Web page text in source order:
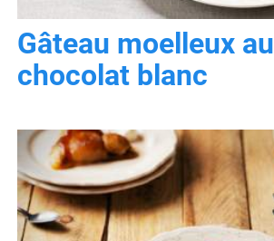
Gâteau moelleux au
chocolat blanc